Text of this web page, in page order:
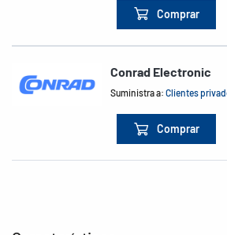
Comprar
Conrad Electronic
Suministra a:Clientes
Comprar